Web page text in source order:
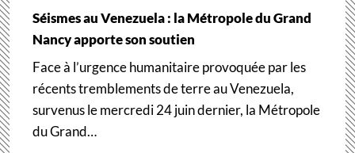
Séismes au Venezuela : la Métropole du Grand
Nancy apporte son soutien
Face à l’urgence humanitaire provoquée par les
récents tremblements de terre au Venezuela,
survenus le mercredi 24 juin dernier, la Métropole
du Grand…